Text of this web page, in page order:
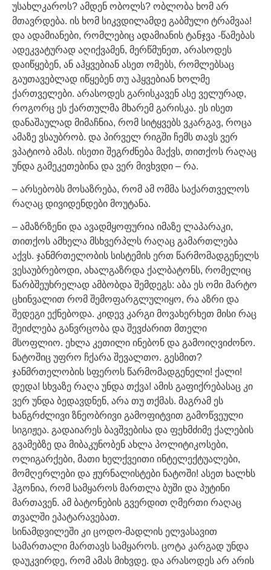
უსახლკაროს? ამდენ ობოლს? ობლობა ხომ არ
მთავრდება. ის ხომ სიკვდილამდე გაბმული ტრამვაა!
და ადამიანები, რომლებიც ადამიანის ტანჯვა -წამებას
ადეკვატურად აღიქვამენ, მერწმუნეთ, არასოდეს
დაიწყებენ, ან აჰყვებიან ასეთ ომებს, რომლებსაც
გაუთავებლად იწყებენ თუ აჰყვებიან ხოლმე
ქართველები. არასოდეს გარისკავენ ასე ველურად,
როგორც ეს ქართულმა მხარემ გარისკა. ეს ისეთ
დანაშაულად მიმაჩნია, რომ სიტყვებს ვკარგავ, როცა
ამაზე ვსაუბრობ. და პირველ რიგში ჩემს თავს ვერ
ვპატიობ ამას. ისეთი შეგრძნება მაქვს, თითქოს რაღაც
უნდა გამეკეთებინა და ვერ მივხვდი – რა.
– არსებობს მოსაზრება, რომ ამ ომმა საქართველოს
რაღაც დივიდენდები მოუტანა.
– ამაზრზენი და ავადმყოფურია იმაზე ლაპარაკი,
თითქოს ამხელა მსხვერპლს რაღაც გამართლება
აქვს. ჯანმრთელობის სისტემის ერთ წარმომადგენელს
ვესაუბრებოდი, ახალგაზრდა ქალბატონს, რომელიც
წარბშეუხრელად ამბობდა შემდეგს: აბა ეს ომი მარტო
ცხინვალით რომ შემოფარგლულიყო, რა აზრი და
შედეგი ექნებოდა. კიდევ კარგი მოვახერხეთ მისი რაც
შეიძლება განვრცობა და შევძარით მთელი
მსოფლიო. ეხლა კეთილი ინებონ და გამოიღვიძონო.
ნატოშიც უფრო ჩქარა შევალთო. გესმით?
ჯანმრთელობის სფეროს წარმომადგენელი! ქალი!
დედა! სხვაზე რაღა უნდა თქვა! ამის გაფიქრებასაც კი
ვერ უნდა ბედავდნენ, არა თუ თქმას. მაგრამ ეს
ხანგრძლივი ზნეობრივი გამოფიტვით გამოწვეული
სიგიჟეა. გადაიარეს ბავშვებისა და ფეხმძიმე ქალების
გვამებზე და მიბაკუნობენ ახლა პოლიტიკოსები,
ოლიგარქები, მათი ხელქვეითი ინტელექტუალები,
მომღერლები და ჟურნალისტები ნატოში! ასეთ ხალხს
ჰგონია, რომ სამყაროს მართლა ბუში და პუტინი
მართავენ. ამ ბატონების გვერდით ღმერთი რაღაც
თვალში ეპატარავებათ.
სინამდვილეში კი ცოდო-მადლის ელვასავით
სამართალი მართავს სამყაროს. ცოტა კარგად უნდა
დაუკვირდე, რომ ამას მიხვდე. და არასოდეს არ არის